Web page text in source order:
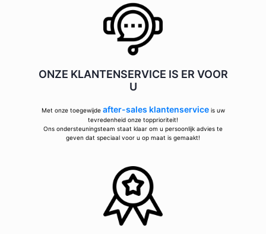
ONZE KLANTENSERVICE IS ER VOOR
U
Met onze toegewijde after-sales klantenserviceis uw
tevredenheid onze topprioriteit!
Ons ondersteuningsteam staat klaar om u persoonlijk advies te
geven dat speciaal voor u op maat is gemaakt!